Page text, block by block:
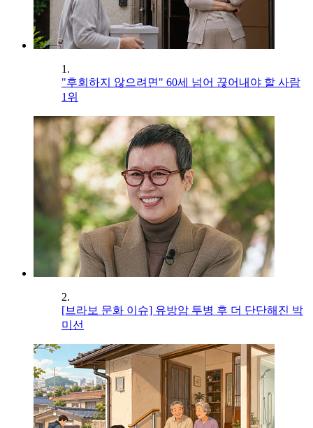
1.
"후회하지 않으려면" 60세 넘어 끊어내야 할 사람
1위
2.
[브라보 문화 이슈] 유방암 투병 후 더 단단해진 박
미선